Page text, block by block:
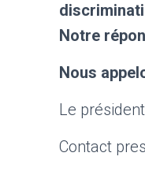
Notre
Nous
Le président
Contact